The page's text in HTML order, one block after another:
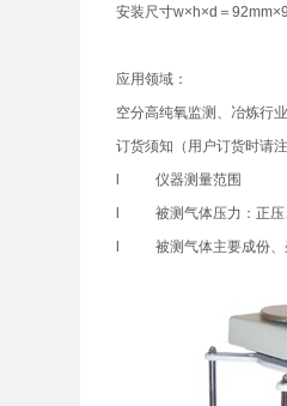
安装尺寸w×h×d＝
应用领域：
空分高纯氧监测、冶炼行
订货须知（用户订货时请
l 仪器测量范围
l 被测气体压力：正压
l 被测气体主要成份、